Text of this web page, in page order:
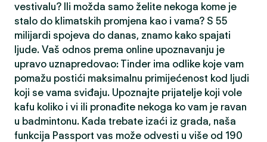
vestivalu? Ili možda samo želite nekoga kome je
stalo do klimatskih promjena kao i vama? S 55
milijardi spojeva do danas, znamo kako spajati
ljude. Vaš odnos prema online upoznavanju je
upravo uznapredovao: Tinder ima odlike koje vam
pomažu postići maksimalnu primijećenost kod ljudi
koji se vama sviđaju. Upoznajte prijatelje koji vole
kafu koliko i vi ili pronađite nekoga ko vam je ravan
u badmintonu. Kada trebate izaći iz grada, naša
funkcija Passport vas može odvesti u više od 190